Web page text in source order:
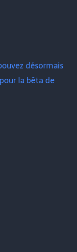
désormais
la bêta de